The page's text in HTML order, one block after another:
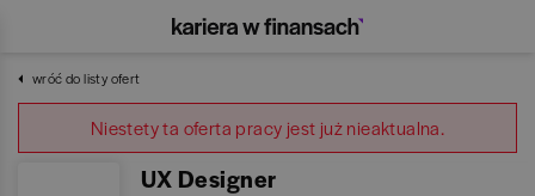
wróć do listy ofert
Niestety ta oferta pracy jest już nieaktualna.
UX Designer